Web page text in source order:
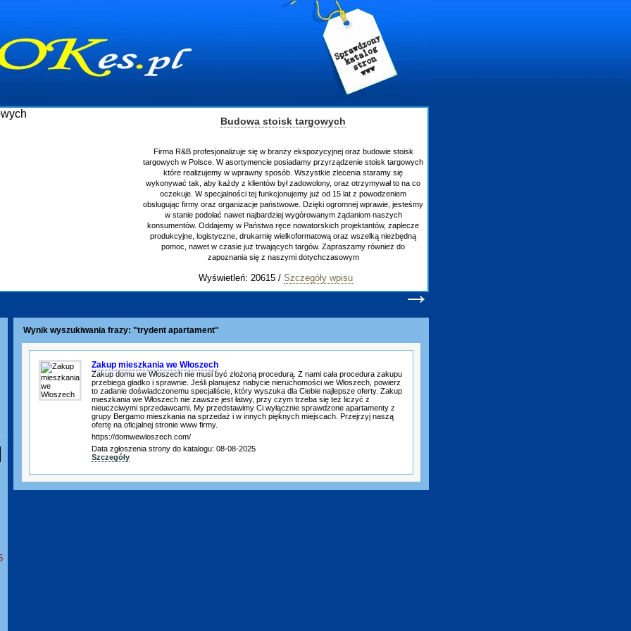
Budowa stoisk targowych
Firma R&B profesjonalizuje się w branży ekspozycyjnej oraz budowie stoisk
targowych w Polsce. W asortymencie posiadamy przyrządzenie stoisk targowych
które realizujemy w wprawny sposób. Wszystkie zlecenia staramy się
wykonywać tak, aby każdy z klientów był zadowolony, oraz otrzymywał to na co
oczekuje. W specjalności tej funkcjonujemy już od 15 lat z powodzeniem
obsługując firmy oraz organizacje państwowe. Dzięki ogromnej wprawie, jesteśmy
w stanie podołać nawet najbardziej wygórowanym żądaniom naszych
konsumentów. Oddajemy w Państwa ręce nowatorskich projektantów, zaplecze
produkcyjne, logistyczne, drukarnię wielkoformatową oraz wszelką niezbędną
pomoc, nawet w czasie już trwających targów. Zapraszamy również do
zapoznania się z naszymi dotychczasowym
Wyświetleń: 20615 / Szczegóły wpisu
→
Wynik wyszukiwania frazy: "trydent apartament"
Zakup mieszkania we Włoszech
Zakup domu we Włoszech nie musi być złożoną procedurą. Z nami cała procedura zakupu
przebiega gładko i sprawnie. Jeśli planujesz nabycie nieruchomości we Włoszech, powierz
to zadanie doświadczonemu specjaliście, który wyszuka dla Ciebie najlepsze oferty. Zakup
mieszkania we Włoszech nie zawsze jest łatwy, przy czym trzeba się też liczyć z
nieuczciwymi sprzedawcami. My przedstawimy Ci wyłącznie sprawdzone apartamenty z
grupy Bergamo mieszkania na sprzedaż i w innych pięknych miejscach. Przejrzyj naszą
ofertę na oficjalnej stronie www firmy.
https://domwewloszech.com/
Data zgłoszenia strony do katalogu: 08-08-2025
Szczegóły